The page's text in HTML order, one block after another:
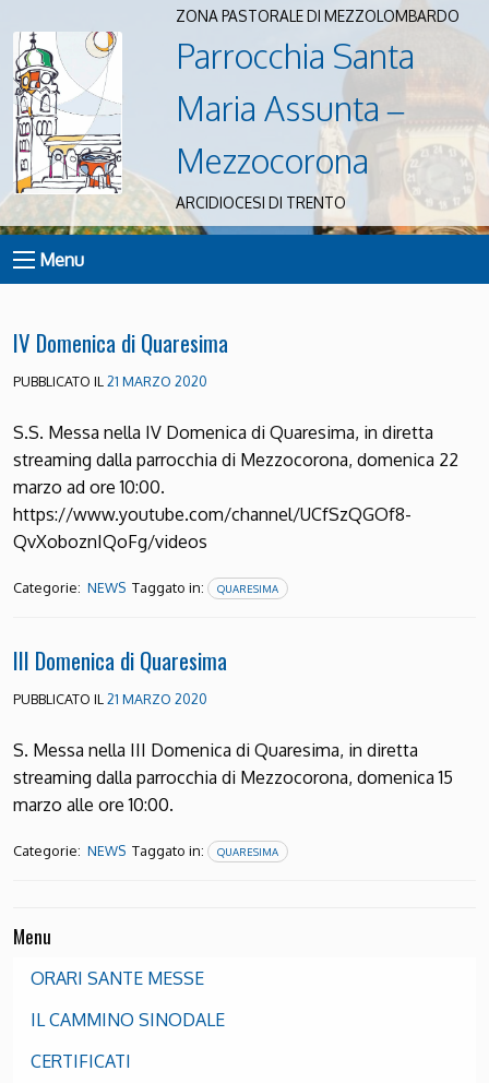
ZONA PASTORALE DI MEZZOLOMBARDO
Parrocchia Santa
Maria Assunta –
Mezzocorona
ARCIDIOCESI DI TRENTO
Menu
IV Domenica di Quaresima
PUBBLICATO IL 21 MARZO 2020
S.S. Messa nella IV Domenica di Quaresima, in diretta
streaming dalla parrocchia di Mezzocorona, domenica 22
marzo ad ore 10:00.
https://www.youtube.com/channel/UCfSzQGOf8-
QvXoboznIQoFg/videos
Categorie: NEWS Taggato in: QUARESIMA
III Domenica di Quaresima
PUBBLICATO IL 21 MARZO 2020
S. Messa nella III Domenica di Quaresima, in diretta
streaming dalla parrocchia di Mezzocorona, domenica 15
marzo alle ore 10:00.
Categorie: NEWS Taggato in: QUARESIMA
Menu
ORARI SANTE MESSE
IL CAMMINO SINODALE
CERTIFICATI